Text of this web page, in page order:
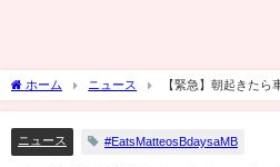
ホーム ニュース
【緊急】朝起きた
た…
ニュース #EatsMatteosBdaysaMB